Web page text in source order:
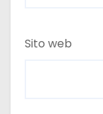
Sito web